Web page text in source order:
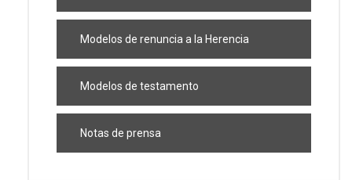
Modelos de renuncia a la Herencia
Modelos de testamento
Notas de prensa